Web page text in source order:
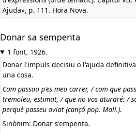
Ajuda», p. 111. Hora Nova.
Donar sa sempenta
1 font, 1926.
Donar l'impuls decisiu o l'ajuda
una cosa.
Com passau p'es meu carrer, / com que
tremoleu, estimat, / que no vos aturaré: /
perquè passeu aviat (cançó pop. Mall.).
Sinònim: Donar s'empenta.